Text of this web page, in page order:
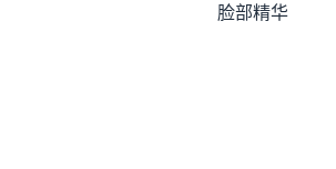
脸部精华